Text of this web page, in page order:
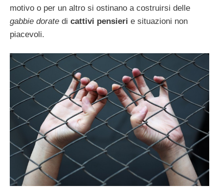
motivo o per un altro si ostinano a costruirsi delle
gabbie dorate di cattivi pensieri e situazioni non
piacevoli.